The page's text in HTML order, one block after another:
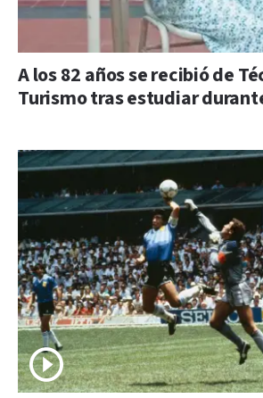
A los 82 años se recibió de
Turismo tras estudiar